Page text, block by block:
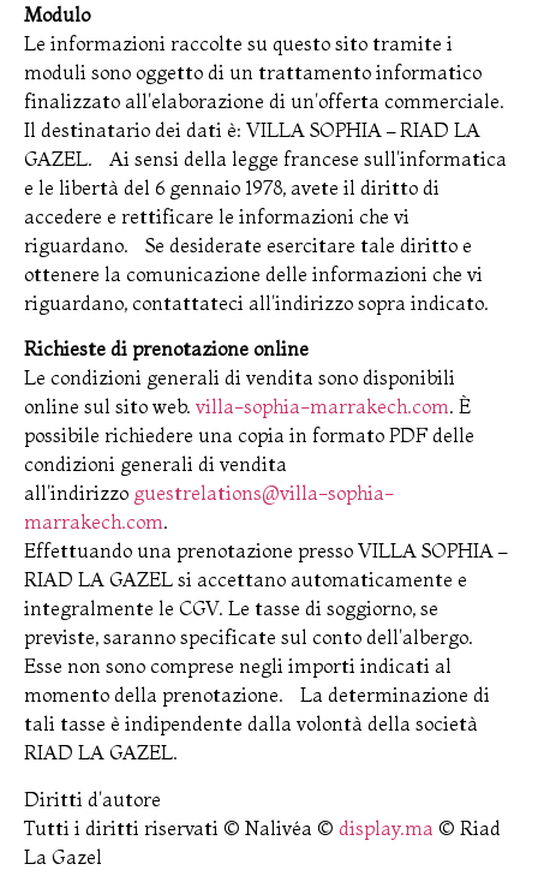
Modulo
Le informazioni raccolte su questo sito tramite i
moduli sono oggetto di un trattamento informatico
finalizzato all'elaborazione di un'offerta commerciale.
Il destinatario dei dati è: VILLA SOPHIA – RIAD LA
GAZEL. Ai sensi della legge francese sull'informatica
e le libertà del 6 gennaio 1978, avete il diritto di
accedere e rettificare le informazioni che vi
riguardano. Se desiderate esercitare tale diritto e
ottenere la comunicazione delle informazioni che vi
riguardano, contattateci all'indirizzo sopra indicato.
Richieste di prenotazione online
Le condizioni generali di vendita sono disponibili
online sul sito web. villa-sophia-marrakech.com. È
possibile richiedere una copia in formato PDF delle
condizioni generali di vendita
all'indirizzo guestrelations@villa-sophia-
marrakech.com.
Effettuando una prenotazione presso VILLA SOPHIA –
RIAD LA GAZEL si accettano automaticamente e
integralmente le CGV. Le tasse di soggiorno, se
previste, saranno specificate sul conto dell'albergo.
Esse non sono comprese negli importi indicati al
momento della prenotazione. La determinazione di
tali tasse è indipendente dalla volontà della società
RIAD LA GAZEL.
Diritti d'autore
Tutti i diritti riservati © Nalivéa © display.ma © Riad
La Gazel